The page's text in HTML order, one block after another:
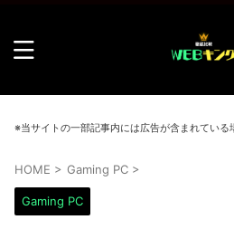
※当サイトの一部記事内には広告が含まれている
HOME > Gaming PC >
Gaming PC